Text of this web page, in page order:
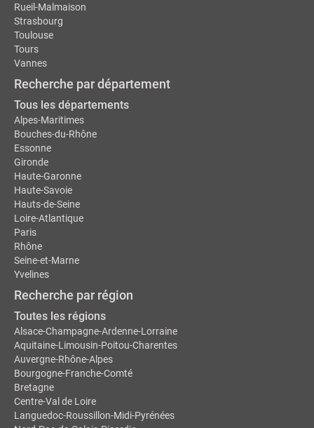
Rueil-Malmaison
Strasbourg
Toulouse
Tours
Vannes
Recherche par département
Tous les départements
Alpes-Maritimes
Bouches-du-Rhône
Essonne
Gironde
Haute-Garonne
Haute-Savoie
Hauts-de-Seine
Loire-Atlantique
Paris
Rhône
Seine-et-Marne
Yvelines
Recherche par région
Toutes les régions
Alsace-Champagne-Ardenne-Lorraine
Aquitaine-Limousin-Poitou-Charentes
Auvergne-Rhône-Alpes
Bourgogne-Franche-Comté
Bretagne
Centre-Val de Loire
Languedoc-Roussillon-Midi-Pyrénées